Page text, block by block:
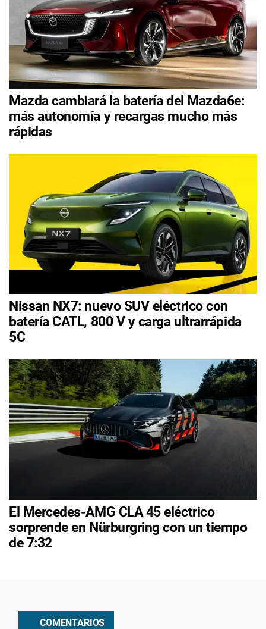
Mazda cambiará la batería del Mazda6e:
más autonomía y recargas mucho más
rápidas
Nissan NX7: nuevo SUV eléctrico con
batería CATL, 800 V y carga ultrarrápida
5C
El Mercedes-AMG CLA 45 eléctrico
sorprende en Nürburgring con un tiempo
de 7:32
COMENTARIOS